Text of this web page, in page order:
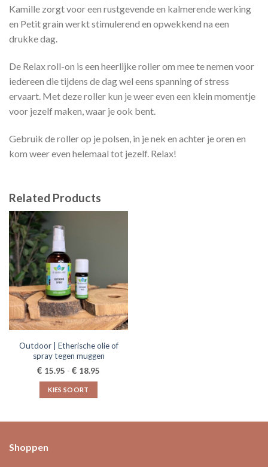
Kamille zorgt voor een rustgevende en kalmerende werking
en Petit grain werkt stimulerend en opwekkend na een
drukke dag.
De Relax roll-on is een heerlijke roller om mee te nemen voor
iedereen die tijdens de dag wel eens spanning of stress
ervaart. Met deze roller kun je weer even een klein momentje
voor jezelf maken, waar je ook bent.
Gebruik de roller op je polsen, in je nek en achter je oren en
kom weer even helemaal tot jezelf. Relax!
Related Products
Outdoor | Etherische olie of
spray tegen muggen
€ 15.95 - € 18.95
KIES SOORT
Shoppen